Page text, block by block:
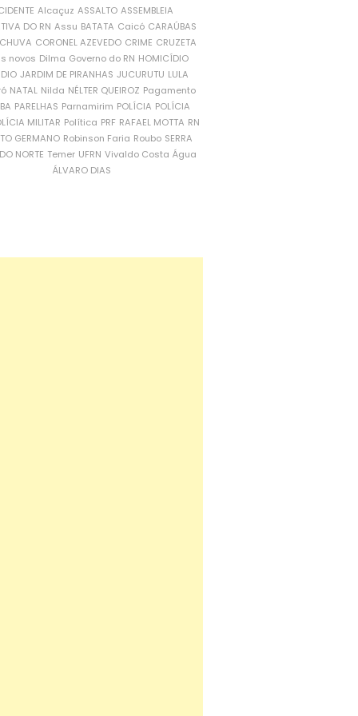
Alcaçuz ASSALTO ASSEMBLEIA
DO RN Assu BATATA Caicó CARAÚBAS
CORONEL AZEVEDO CRIME CRUZETA
novos Dilma Governo do RN HOMICÍDIO
JARDIM DE PIRANHAS JUCURUTU LULA
NATAL Nilda NÉLTER QUEIROZ Pagamento
PARELHAS Parnamirim POLÍCIA POLÍCIA
MILITAR Política PRF RAFAEL MOTTA RN
GERMANO Robinson Faria Roubo SERRA
NORTE Temer UFRN Vivaldo Costa Água
ÁLVARO DIAS